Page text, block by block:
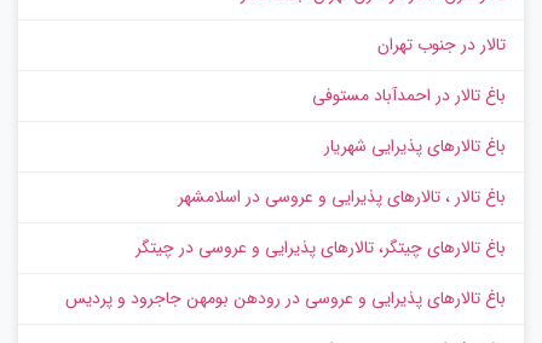
تالار در جنوب تهران
باغ تالار در احمدآباد مستوفی
باغ تالارهای پذیرایی شهریار
باغ تالار ، تالارهای پذیرایی و عروسی در اسلامشهر
باغ تالارهای چیتگر، تالارهای پذیرایی و عروسی در چیتگر
باغ تالارهای پذیرایی و عروسی در رودهن بومهن جاجرود و پردیس